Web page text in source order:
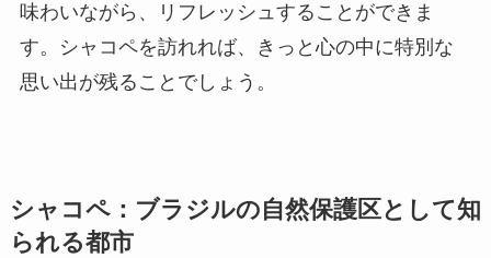
味わいながら、リフレッシュすることができま
す。シャコペを訪れれば、きっと心の中に特別な
思い出が残ることでしょう。
シャコペ：ブラジルの自然保護区として知
られる都市